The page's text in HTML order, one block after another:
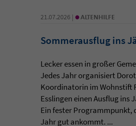
21.07.2026 | • ALTENHILFE
Sommerausflug ins
Lecker essen in großer
Jedes Jahr organisiert
Koordinatorin im Wohnstift
Esslingen einen Ausflug ins
Ein fester Programmpunkt,
Jahr gut ankommt. ...